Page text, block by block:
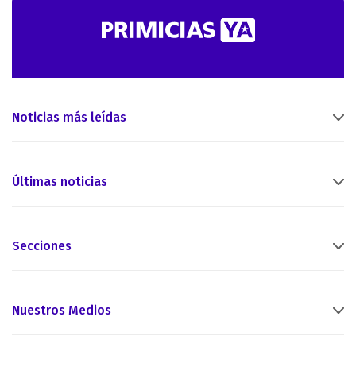
Noticias más leídas
Últimas noticias
Secciones
Nuestros Medios